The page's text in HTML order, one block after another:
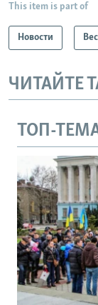
This item is part of
Новости
ЧИТАЙТЕ
ТОП-